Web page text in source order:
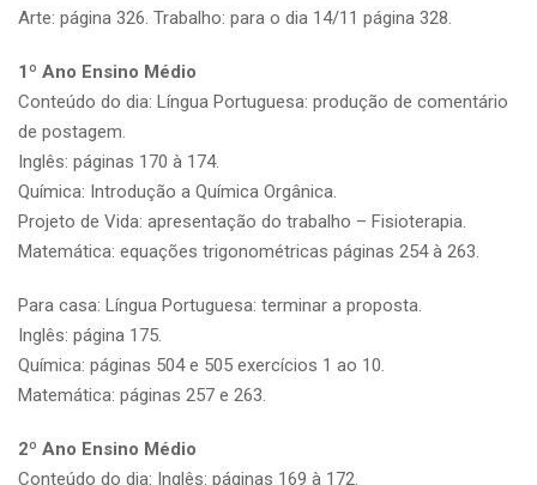
Arte: página 326. Trabalho: para o dia 14/11 página 328.
1º Ano Ensino Médio
Conteúdo do dia: Língua Portuguesa: produção de comentário
de postagem.
Inglês: páginas 170 à 174.
Química: Introdução a Química Orgânica.
Projeto de Vida: apresentação do trabalho – Fisioterapia.
Matemática: equações trigonométricas páginas 254 à 263.
Para casa: Língua Portuguesa: terminar a proposta.
Inglês: página 175.
Química: páginas 504 e 505 exercícios 1 ao 10.
Matemática: páginas 257 e 263.
2º Ano Ensino Médio
Conteúdo do dia: Inglês: páginas 169 à 172.